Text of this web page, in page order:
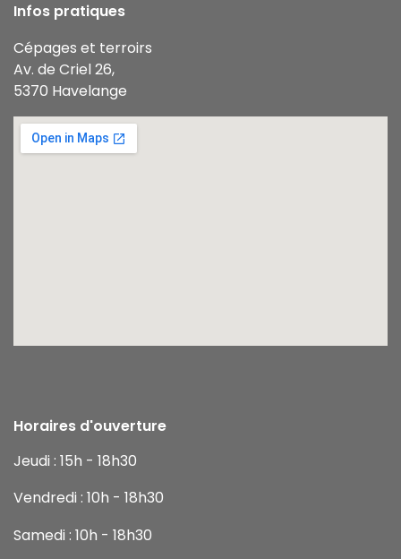
Infos pratiques
Cépages et terroirs
Av. de Criel 26,
5370 Havelange
Horaires d'ouverture
Jeudi : 15h - 18h30
Vendredi : 10h - 18h30
Samedi : 10h - 18h30